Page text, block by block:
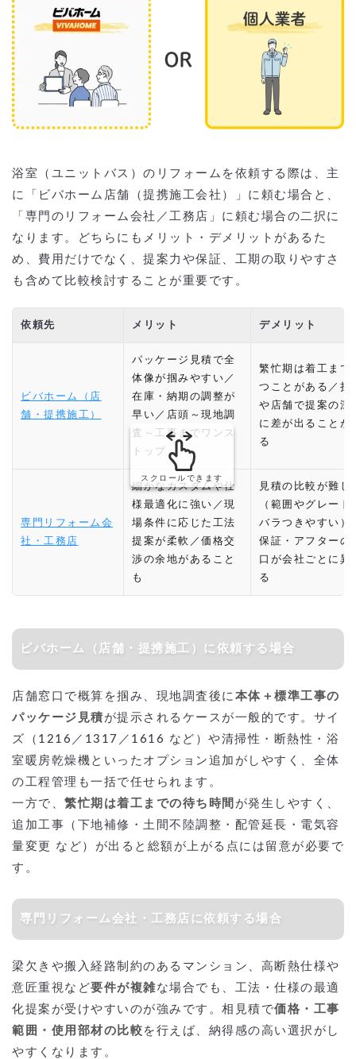
浴室（ユニットバス）のリフォームを依頼する際は、主
に「ビバホーム店舗（提携施工会社）」に頼む場合と、
「専門のリフォーム会社／工務店」に頼む場合の二択に
なります。どちらにもメリット・デメリットがあるた
め、費用だけでなく、提案力や保証、工期の取りやすさ
も含めて比較検討することが重要です。
依頼先 メリット デメリット
ビバホーム（店
舗・提携施工）
パッケージ見積で全
体像が掴みやすい／
在庫・納期の調整が
早い／店頭～現地調
査～工事までワンス
トップ
繁忙期は着工まで
つことがある／担
や店舗で提案の深
に差が出ることが
る
専門リフォーム会
社・工務店
細かなカスタムや仕
様最適化に強い／現
場条件に応じた工法
提案が柔軟／価格交
渉の余地があること
も
見積の比較が難し
（範囲やグレード
バラつきやすい）
保証・アフターの
口が会社ごとに異
る
スクロールできます
ビバホーム（店舗・提携施工）に依頼する場合
店舗窓口で概算を掴み、現地調査後に 本体＋標準工事の
パッケージ見積 が提示されるケースが一般的です。サイ
ズ（1216／1317／1616 など）や清掃性・断熱性・浴
室暖房乾燥機といったオプション追加がしやすく、全体
の工程管理も一括で任せられます。
一方で、 繁忙期は着工までの待ち時間 が発生しやすく、
追加工事（下地補修・土間不陸調整・配管延長・電気容
量変更 など）が出ると総額が上がる点には留意が必要で
す。
専門リフォーム会社・工務店に依頼する場合
梁欠きや搬入経路制約のあるマンション、高断熱仕様や
意匠重視など要件が複雑な場合でも、工法・仕様の最適
化提案が受けやすいのが強みです。相見積で価格・工事
範囲・使用部材の比較 を行えば、納得感の高い選択がし
やすくなります。